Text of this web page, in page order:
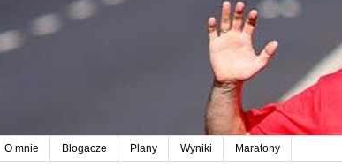
O mnie Blogacze Plany Wyniki Maratony